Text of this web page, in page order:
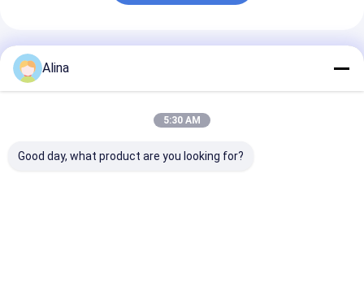
Prodotti Raccomandati
Alina
5:30 AM
Good day, what product are you looking for?